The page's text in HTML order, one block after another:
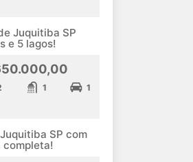
Juquitiba SP
e 5 lagos!
1 1
SP com